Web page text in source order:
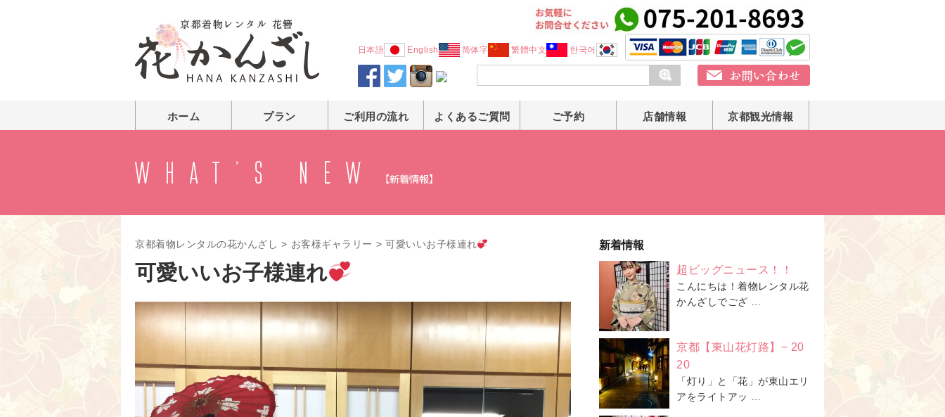
日本語 English 简体字 繁體中文 한국어
ホーム プラン ご利用の流れ よくあるご質問 ご予約 店舗情報 京都観光情報
京都着物レンタルの花かんざし > お客様ギャラリー > 可愛いいお子様連れ
可愛いいお子様連れ
新着情報
超ビッグニュース！！
こんにちは！着物レンタル花
かんざしでござ …
京都【東山花灯路】− 20
20
「灯り」と「花」が東山エリ
アをライトアッ …